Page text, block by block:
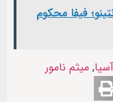
فیفا محکوم
, میثم نامور